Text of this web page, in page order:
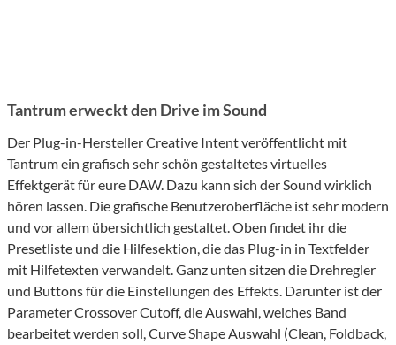
Tantrum erweckt den Drive im Sound
Der Plug-in-Hersteller Creative Intent veröffentlicht mit
Tantrum ein grafisch sehr schön gestaltetes virtuelles
Effektgerät für eure DAW. Dazu kann sich der Sound wirklich
hören lassen. Die grafische Benutzeroberfläche ist sehr modern
und vor allem übersichtlich gestaltet. Oben findet ihr die
Presetliste und die Hilfesektion, die das Plug-in in Textfelder
mit Hilfetexten verwandelt. Ganz unten sitzen die Drehregler
und Buttons für die Einstellungen des Effekts. Darunter ist der
Parameter Crossover Cutoff, die Auswahl, welches Band
bearbeitet werden soll, Curve Shape Auswahl (Clean, Foldback,